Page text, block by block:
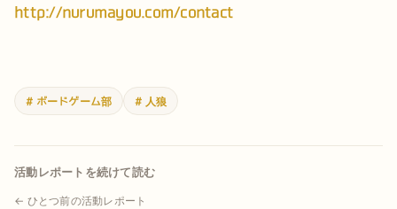
http://nurumayou.com/contact
# ボードゲーム部 # 人狼
活動レポートを続けて読む
← ひとつ前の活動レポート